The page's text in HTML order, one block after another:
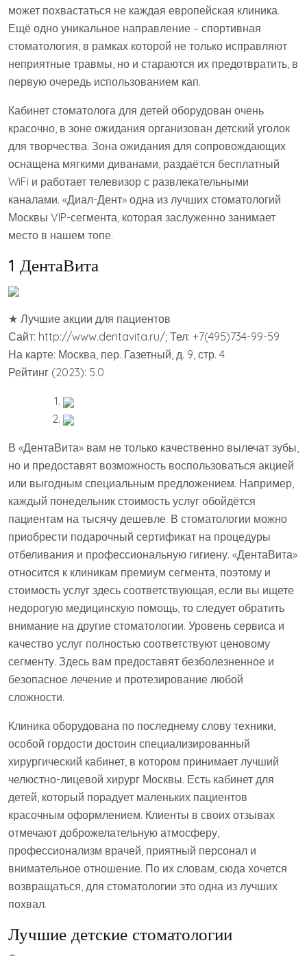
может похвастаться не каждая европейская клиника.
Ещё одно уникальное направление – спортивная
стоматология, в рамках которой не только исправляют
неприятные травмы, но и стараются их предотвратить, в
первую очередь использованием кап.
Кабинет стоматолога для детей оборудован очень
красочно, в зоне ожидания организован детский уголок
для творчества. Зона ожидания для сопровождающих
оснащена мягкими диванами, раздаётся бесплатный
WiFi и работает телевизор с развлекательными
каналами. «Диал-Дент» одна из лучших стоматологий
Москвы VIP-сегмента, которая заслуженно занимает
место в нашем топе.
1 ДентаВита
★ Лучшие акции для пациентов
Сайт: http://www.dentavita.ru/; Тел: +7(495)734-99-59
На карте: Москва, пер. Газетный, д. 9, стр. 4
Рейтинг (2023): 5.0
В «ДентаВита» вам не только качественно вылечат зубы,
но и предоставят возможность воспользоваться акцией
или выгодным специальным предложением. Например,
каждый понедельник стоимость услуг обойдётся
пациентам на тысячу дешевле. В стоматологии можно
приобрести подарочный сертификат на процедуры
отбеливания и профессиональную гигиену. «ДентаВита»
относится к клиникам премиум сегмента, поэтому и
стоимость услуг здесь соответствующая, если вы ищете
недорогую медицинскую помощь, то следует обратить
внимание на другие стоматологии. Уровень сервиса и
качество услуг полностью соответствуют ценовому
сегменту. Здесь вам предоставят безболезненное и
безопасное лечение и протезирование любой
сложности.
Клиника оборудована по последнему слову техники,
особой гордости достоин специализированный
хирургический кабинет, в котором принимает лучший
челюстно-лицевой хирург Москвы. Есть кабинет для
детей, который порадует маленьких пациентов
красочным оформлением. Клиенты в своих отзывах
отмечают доброжелательную атмосферу,
профессионализм врачей, приятный персонал и
внимательное отношение. По их словам, сюда хочется
возвращаться, для стоматологии это одна из лучших
похвал.
Лучшие детские стоматологии